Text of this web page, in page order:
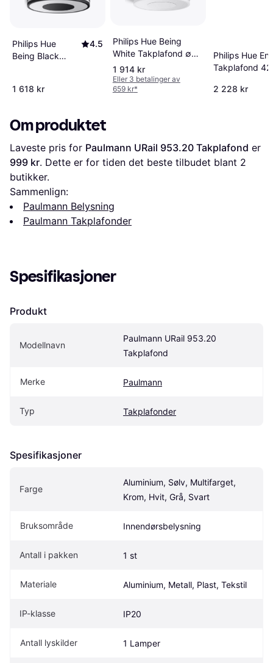
Philips Hue
Being Black
4.5
1 618 kr
Philips Hue Being
White Takplafond ∅
34.8cm
1 914 kr
Eller 3 betalinger av
659 kr*
Philips Hue
Takplafond
2 228 kr
Om produktet
Laveste pris for Paulmann URail 953.20 Takplafond
999 kr. Dette er for tiden det beste tilbudet blant 2
butikker.
Sammenlign:
Paulmann Belysning
Paulmann Takplafonder
Spesifikasjoner
Produkt
Modellnavn
Paulmann URail 953.20
Takplafond
Merke Paulmann
Typ Takplafonder
Spesifikasjoner
Farge
Aluminium, Sølv, Multifarget,
Krom, Hvit, Grå, Svart
Bruksområde Innendørsbelysning
Antall i pakken 1 st
Materiale Aluminium, Metall, Plast, Tekstil
IP-klasse IP20
Antall lyskilder 1 Lamper